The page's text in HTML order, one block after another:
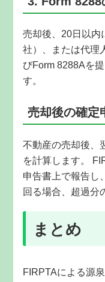
売却後、20日以内
社）、または代理
びForm 8288Aを
す。
売却後の確定
不動産の売却後、
を計算します。
申告書上で報告し
回る場合、超過分
まとめ
FIRPTAによる源